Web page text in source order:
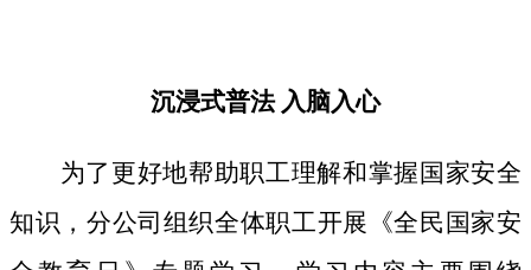
沉浸式普法 入脑入心
为了更好地帮助职工理解和掌握国家安全
知识，分公司组织全体职工开展《全民国家安